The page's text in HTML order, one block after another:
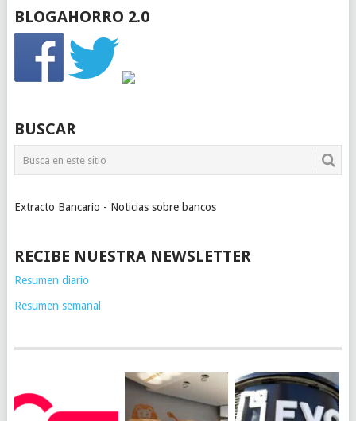
BLOGAHORRO 2.0
BUSCAR
Extracto Bancario - Noticias sobre bancos
RECIBE NUESTRA NEWSLETTER
Resumen diario
Resumen semanal